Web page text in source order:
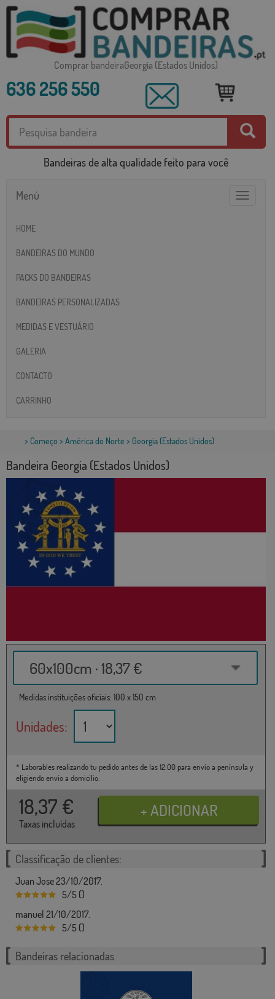
Comprar bandeiraGeorgia (Estados Unidos)
636 256 550
Bandeiras de alta qualidade feito para você
Toggle
Menú
HOME
BANDEIRAS DO MUNDO
PACKS DO BANDEIRAS
BANDEIRAS PERSONALIZADAS
MEDIDAS E VESTUÁRIO
GALERIA
CONTACTO
CARRINHO
> Começo > América do Norte > Georgia (Estados Unidos)
Bandeira Georgia (Estados Unidos)
60x100cm · 18,37 €
Medidas instituições oficiais: 100 x 150 cm
Unidades:
* Laborables realizando tu pedido antes de las 12:00 para envío a península y
eligiendo envío a domicilio.
18,37 €
Taxas incluídas
Classificação de clientes:
Juan Jose 23/10/2017.
5/5 ()
manuel 21/10/2017.
5/5 ()
Bandeiras relacionadas